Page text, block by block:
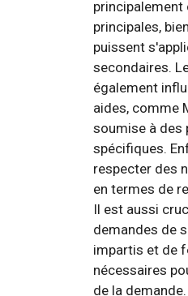
principalement
principales,
puissent
secondaires.
également
aides, comme
soumise à des
spécifiques.
respecter des
en termes de
Il est aussi
demandes de
impartis et de
nécessaires
de la